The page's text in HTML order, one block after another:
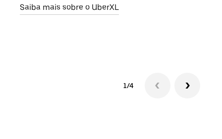
Saiba mais sobre o UberXL
1/4